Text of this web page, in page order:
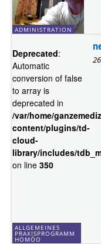
ADMINISTRATION
ALLGEMEINES
PRAXISPROGRAMM
HOMÖO
Deprecated:
Automatic
conversion of false
to array is
deprecated in
/var/home/
content/plugins/td-
cloud-
library/includes/
on line 350